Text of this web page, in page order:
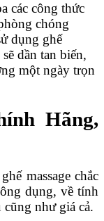
các công thức
chóng
dụng ghế
dần tan biến,
một ngày trọn
Hãng,
massage chắc
dụng, về tính
như giá cả.